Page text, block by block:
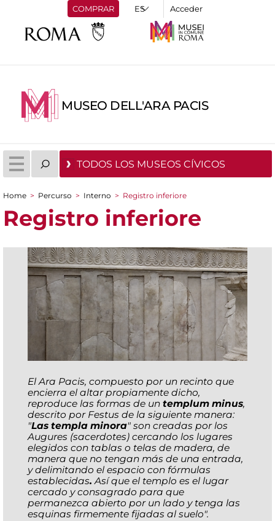
COMPRAR Acceder
MUSEO DELL'ARA PACIS
TODOS LOS MUSEOS CÍVICOS
You are here
Home > Percurso > Interno > Registro inferiore
Registro inferiore
El Ara Pacis, compuesto por un recinto que
encierra el altar propiamente dicho,
reproduce las formas de un templum minus,
descrito por Festus de la siguiente manera:
"Las templa minora" son creadas por los
Augures (sacerdotes) cercando los lugares
elegidos con tablas o telas de madera, de
manera que no tengan más de una entrada,
y delimitando el espacio con fórmulas
establecidas.Así que el templo es el lugar
cercado y consagrado para que
permanezca abierto por un lado y tenga las
esquinas firmemente fijadas al suelo".